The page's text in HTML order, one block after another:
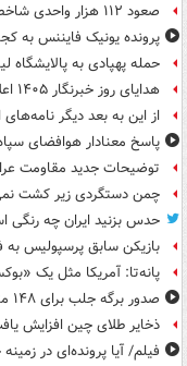
صعود ۱۱۲ هزار واحدی شاخص بورس در معاملات امروز
پرونده یونیک فایننس به
حمله پهپادی به پالایشگاه
هدایای روز خبرنگار ۱۴۰۵ اعلام شد
از این به بعد دیگر
پاسخ معنادار هوافضای
توضیحات جدید مقاومت
چمن دستگردی زیر کشت
حدس بزنید ایران چه رنگی
بازیکن سابق پرسپولیس
پانه‌تا: آمریکا مثل یک
صدور برگه جلب برای ۱۴۸ متهم متخلف ارزی
ذخایر طلای چین افزایش
فیلم/ آیا پرونده‌ای در